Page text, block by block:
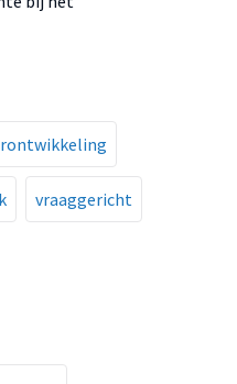
vraaggericht